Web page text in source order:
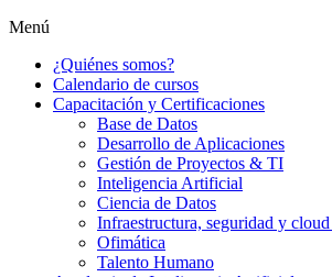
Menú
¿Quiénes somos?
Calendario de cursos
Capacitación y Certificaciones
Base de Datos
Desarrollo de Aplicaciones
Gestión de Proyectos & TI
Inteligencia Artificial
Ciencia de Datos
Infraestructura, seguridad y
Ofimática
Talento Humano